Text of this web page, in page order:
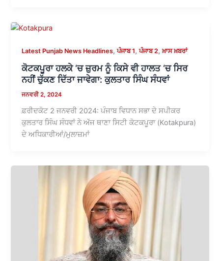
Latest Punjab News Headlines,ਪੰਜਾਬ 1,ਪੰਜਾਬ 2,ਖ਼ਾਸ ਖ਼ਬਰਾਂ
ਕੋਟਕਪੂਰਾ ਹਲਕੇ ‘ਚ ਜ਼ੁਰਮ ਨੂੰ ਕਿਸੇ ਵੀ ਹਾਲਤ ‘ਚ ਸਿਰ
ਨਹੀਂ ਚੁੱਕਣ ਦਿੱਤਾ ਜਾਵੇਗਾ: ਕੁਲਤਾਰ ਸਿੰਘ ਸੰਧਵਾਂ
ਜਨਵਰੀ 2, 2024
ਫ਼ਰੀਦਕੋਟ 2 ਜਨਵਰੀ 2024: ਪੰਜਾਬ ਵਿਧਾਨ ਸਭਾ ਦੇ ਸਪੀਕਰ
ਕੁਲਤਾਰ ਸਿੰਘ ਸੰਧਵਾਂ ਨੇ ਅੱਜ ਥਾਣਾ ਸਿਟੀ ਕੋਟਕਪੂਰਾ (Kotakpura)
ਦੇ ਅਧਿਕਾਰੀਆਂ/ਮੁਲਾਜ਼ਮਾਂ